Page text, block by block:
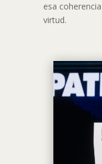
esa
virtud.